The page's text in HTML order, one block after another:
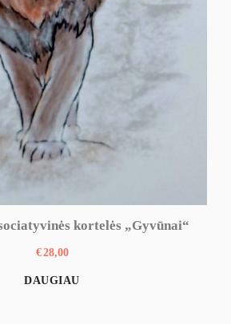
kortelės „Gyvūnai“
€28,00
DAUGIAU